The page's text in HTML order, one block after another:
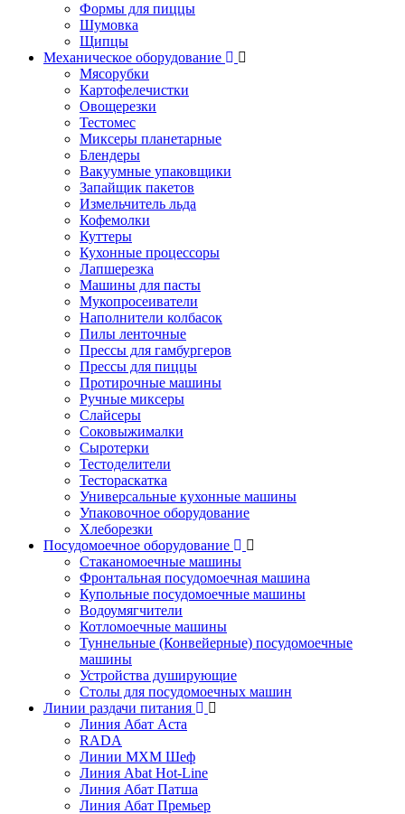
Формы для пиццы
Шумовка
Щипцы
Механическое оборудование
Мясорубки
Картофелечистки
Овощерезки
Тестомес
Миксеры планетарные
Блендеры
Вакуумные упаковщики
Запайщик пакетов
Измельчитель льда
Кофемолки
Куттеры
Кухонные процессоры
Лапшерезка
Машины для пасты
Мукопросеиватели
Наполнители колбасок
Пилы ленточные
Прессы для гамбургеров
Прессы для пиццы
Протирочные машины
Ручные миксеры
Слайсеры
Соковыжималки
Сыротерки
Тестоделители
Тестораскатка
Универсальные кухонные машины
Упаковочное оборудование
Хлеборезки
Посудомоечное оборудование
Стаканомоечные машины
Фронтальная посудомоечная машина
Купольные посудомоечные машины
Водоумягчители
Котломоечные машины
Туннельные (Конвейерные) посудомоечные
машины
Устройства душирующие
Столы для посудомоечных машин
Линии раздачи питания
Линия Абат Аста
RADA
Линии МХМ Шеф
Линия Abat Hot-Line
Линия Абат Патша
Линия Абат Премьер